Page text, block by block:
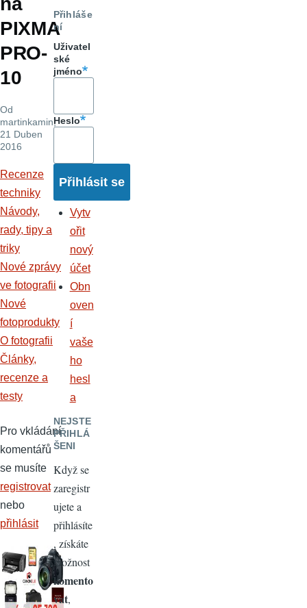
PIXMA
PRO-
10
Od
martinkamin,
21 Duben
2016
Recenze
techniky
Návody,
rady, tipy a
triky
Nové zprávy
ve fotografii
Nové
fotoprodukty
O fotografii
Články,
recenze a
testy
Pro vkládání
komentářů
se musíte
registrovat
nebo
přihlásit
Přihláše
ní
Uživatel
ské
jméno
Heslo
Vytv
ořit
nový
účet
Obn
oven
í
vaše
ho
hesl
a
NEJSTE
PŘIHLÁ
ŠENI
Když se
zaregistr
ujete a
přihlásíte
, získáte
možnost
komento
vat,